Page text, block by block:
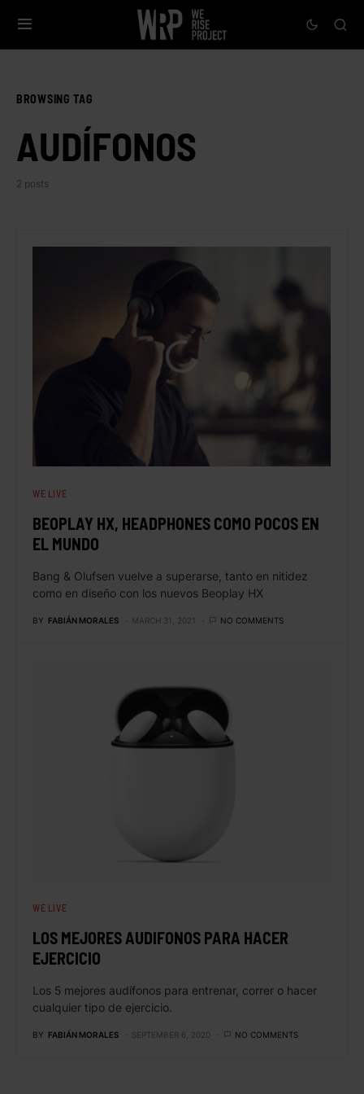
BROWSING TAG
AUDÍFONOS
2 posts
WE LIVE
BEOPLAY HX, HEADPHONES COMO POCOS EN
EL MUNDO
Bang & Olufsen vuelve a superarse, tanto en nitidez
como en diseño con los nuevos Beoplay HX
BY FABIÁN MORALES MARCH 31, 2021 NO COMMENTS
WE LIVE
LOS MEJORES AUDIFONOS PARA HACER
EJERCICIO
Los 5 mejores audífonos para entrenar, correr o hacer
cualquier tipo de ejercicio.
BY FABIÁN MORALES SEPTEMBER 6, 2020 NO COMMENTS